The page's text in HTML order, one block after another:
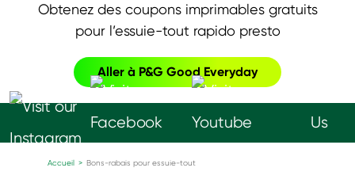
Obtenez des coupons imprimables gratuits
pour l’essuie-tout rapido presto
Aller à P&G Good Everyday
Us
Accueil > Bons-rabais pour essuie-tout